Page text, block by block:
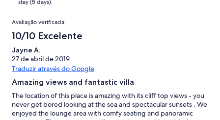
stay (5 days).
Avaliação verificada
10/10 Excelente
Jayne A.
27 de abril de 2019
Traduzir através do Google
Amazing views and fantastic villa
The location of this place is amazing with its cliff top views - you
never get bored looking at the sea and spectacular sunsets . We
enjoyed the lounge area with comfy seating and panoramic